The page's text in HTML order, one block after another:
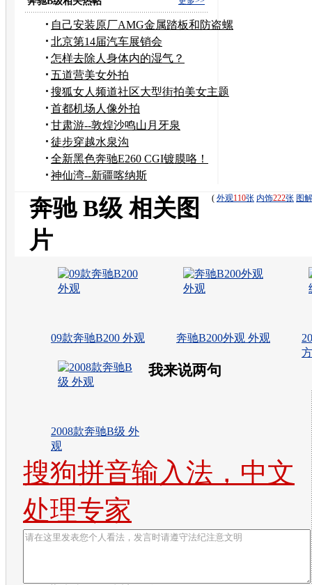
自己安装原厂AMG金属踏板和防盗螺
丝 改装作业
北京第14届汽车展销会
怎样去除人身体内的湿气？
五道营美女外拍
搜狐女人频道社区大型街拍美女主题
活动
首都机场人像外拍
甘肃游--敦煌沙鸣山月牙泉
徒步穿越水泉沟
全新黑色奔驰E260 CGI镀膜咯！
神仙湾--新疆喀纳斯
( 外观110张 内饰222张 图解
奔驰 B级 相关图
片
09款奔驰B200 外观 奔驰B200外观 外观
方
2008款奔驰B级 外
观
我来说两句
搜狗拼音输入法，中文
处理专家